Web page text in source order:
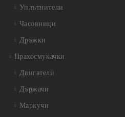
Уплътнители
Часовници
Дръжки
Прахосмукачки
Двигатели
Държачи
Маркучи